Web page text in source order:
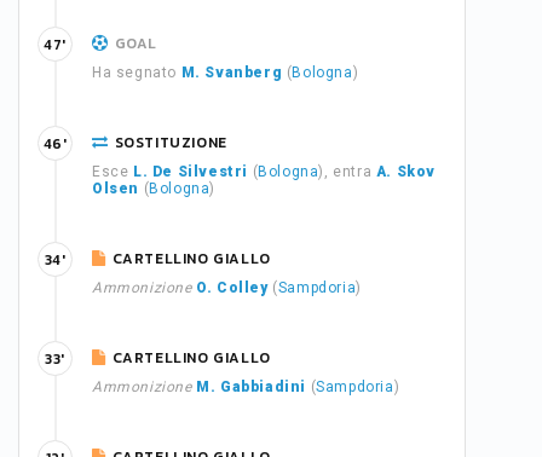
GOAL
Ha segnato M. Svanberg ( Bologna)
47'
SOSTITUZIONE
Esce L. De Silvestri ( Bologna), entra A. Skov
Olsen ( Bologna)
46'
CARTELLINO GIALLO
Ammonizione O. Colley(Sampdoria)
34'
CARTELLINO GIALLO
Ammonizione M. Gabbiadini (Sampdoria)
33'